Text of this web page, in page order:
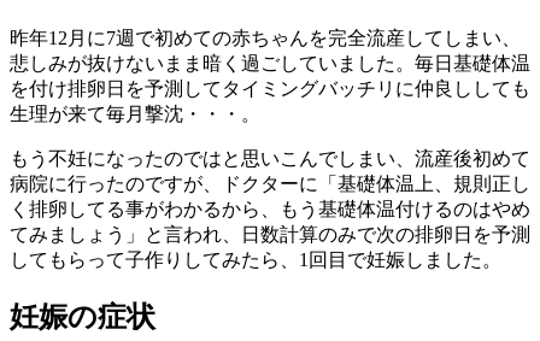
昨年12月に7週で初めての赤ちゃんを完全流産してしまい、
悲しみが抜けないまま暗く過ごしていました。毎日基礎体温
を付け排卵日を予測してタイミングバッチリに仲良ししても
生理が来て毎月撃沈・・・。
もう不妊になったのではと思いこんでしまい、流産後初めて
病院に行ったのですが、ドクターに「基礎体温上、規則正し
く排卵してる事がわかるから、もう基礎体温付けるのはやめ
てみましょう」と言われ、日数計算のみで次の排卵日を予測
してもらって子作りしてみたら、1回目で妊娠しました。
妊娠の症状